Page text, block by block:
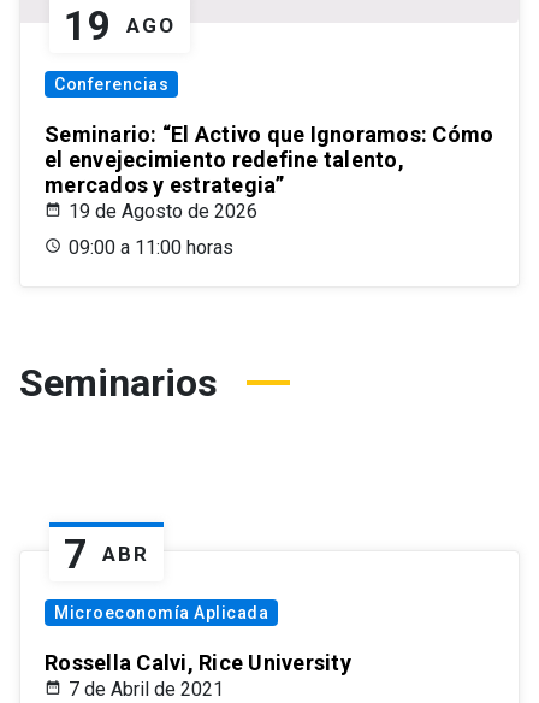
19 AGO
Conferencias
Seminario: “El Activo que Ignoramos: Cómo
el envejecimiento redefine talento,
mercados y estrategia”
19 de Agosto de 2026
09:00 a 11:00 horas
Seminarios
7 ABR
Microeconomía Aplicada
Rossella Calvi, Rice University
7 de Abril de 2021